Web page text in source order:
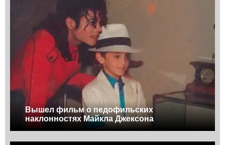
Вышел фильм о педофильских
наклонностях Майкла Джексона